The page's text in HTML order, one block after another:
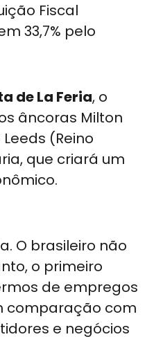
Fiscal
33,7% pelo
de La Feria, o
âncoras Milton
(Reino
que criará um
O brasileiro não
o primeiro
de empregos
comparação com
e negócios